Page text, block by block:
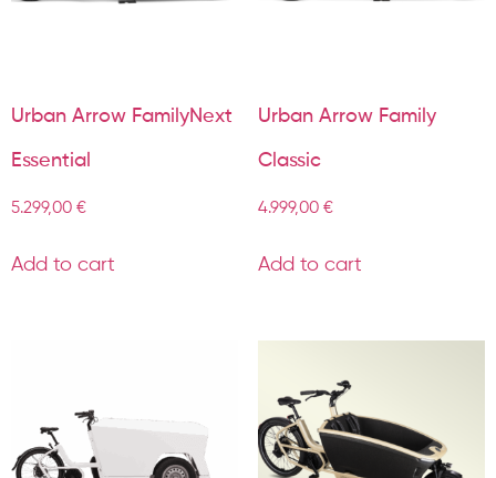
Urban Arrow FamilyNext
Essential
5.299,00 €
Add to cart
Urban Arrow Family
Classic
4.999,00 €
Add to cart